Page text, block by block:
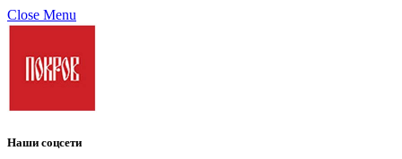
Close Menu
Наши соцсети